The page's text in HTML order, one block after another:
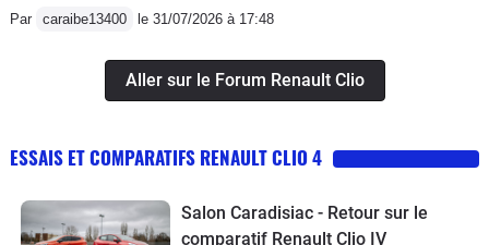
Par caraibe13400 le 31/07/2026 à 17:48
Aller sur le Forum Renault Clio
ESSAIS ET COMPARATIFS RENAULT CLIO 4
Salon Caradisiac - Retour sur le
comparatif Renault Clio IV